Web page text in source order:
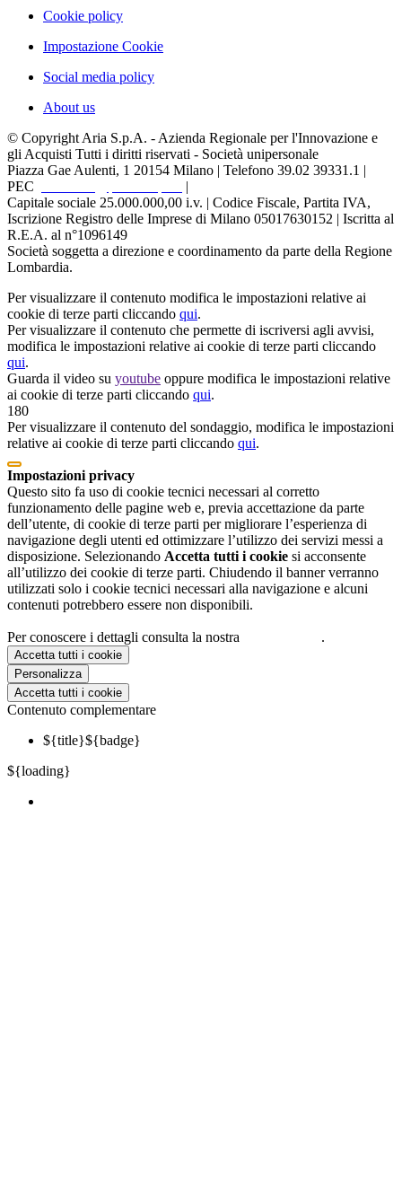
Cookie policy
Impostazione Cookie
Social media policy
About us
© Copyright Aria S.p.A. - Azienda Regionale per l'Innovazione e
gli Acquisti Tutti i diritti riservati - Società unipersonale
Piazza Gae Aulenti, 1 20154 Milano | Telefono 39.02 39331.1 |
PEC
|
Capitale sociale 25.000.000,00 i.v. | Codice Fiscale, Partita IVA,
Iscrizione Registro delle Imprese di Milano 05017630152 | Iscritta al
R.E.A. al n°1096149
Società soggetta a direzione e coordinamento da parte della Regione
Lombardia.
Per visualizzare il contenuto modifica le impostazioni relative ai
cookie di terze parti cliccando qui.
Per visualizzare il contenuto che permette di iscriversi agli avvisi,
modifica le impostazioni relative ai cookie di terze parti cliccando
qui.
Guarda il video su youtube oppure modifica le impostazioni relative
ai cookie di terze parti cliccando qui.
180
Per visualizzare il contenuto del sondaggio, modifica le impostazioni
relative ai cookie di terze parti cliccando qui.
Impostazioni privacy
Questo sito fa uso di cookie tecnici necessari al corretto
funzionamento delle pagine web e, previa accettazione da parte
dell’utente, di cookie di terze parti per migliorare l’esperienza di
navigazione degli utenti ed ottimizzare l’utilizzo dei servizi messi a
disposizione. Selezionando Accetta tutti i cookie si acconsente
all’utilizzo dei cookie di terze parti. Chiudendo il banner verranno
utilizzati solo i cookie tecnici necessari alla navigazione e alcuni
contenuti potrebbero essere non disponibili.
Per conoscere i dettagli consulta la nostra .
Accetta tutti i cookie
Personalizza
Accetta tutti i cookie
Contenuto complementare
${title}${badge}
${loading}